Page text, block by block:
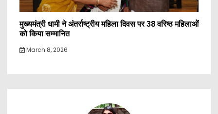
मुख्यमंत्री धामी ने अंतर्राष्ट्रीय महिला दिवस पर 38 वरिष्ठ महिलाओं
को किया सम्मानित
March 8, 2026